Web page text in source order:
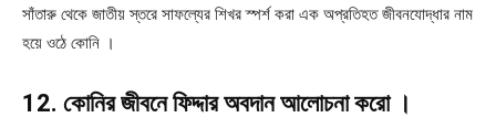
সাঁতারু থেকে জাতীয় স্তরে সাফল্যের শিখর স্পর্শ করা এক অপ্রতিহত জীবনযোদ্ধার নাম
হয়ে ওঠে কোনি ।
12. কোনির জীবনে ফিদ্দার অবদান আলোচনা করো ।